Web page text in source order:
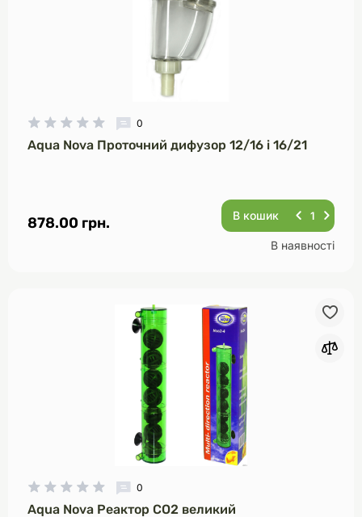
0
Aqua Nova Проточний дифузор 12/16 і 16/21
878.00 грн. В кошик
В наявності
0
Aqua Nova Реактор CO2 великий